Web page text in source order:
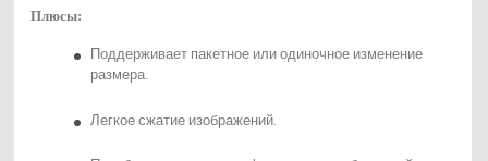
Плюсы:
Поддерживает пакетное или одиночное изменение
размера.
Легкое сжатие изображений.